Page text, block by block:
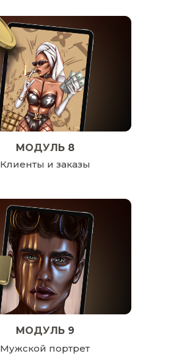
МОДУЛЬ 8
МОДУЛЬ 9
Клиенты и заказы
Мужской портрет